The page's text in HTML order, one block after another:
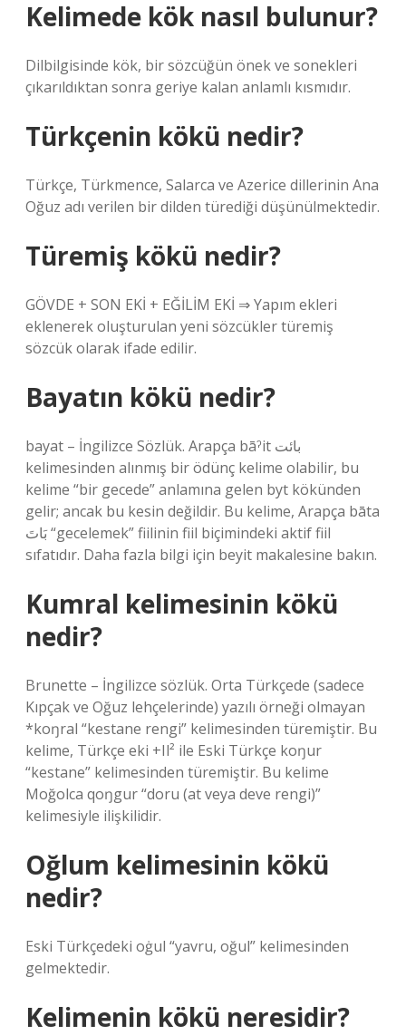
Kelimede kök nasıl bulunur?
Dilbilgisinde kök, bir sözcüğün önek ve sonekleri
çıkarıldıktan sonra geriye kalan anlamlı kısmıdır.
Türkçenin kökü nedir?
Türkçe, Türkmence, Salarca ve Azerice dillerinin Ana
Oğuz adı verilen bir dilden türediği düşünülmektedir.
Türemiş kökü nedir?
GÖVDE + SON EKİ + EĞİLİM EKİ ⇒ Yapım ekleri
eklenerek oluşturulan yeni sözcükler türemiş
sözcük olarak ifade edilir.
Bayatın kökü nedir?
bayat – İngilizce Sözlük. Arapça bāˀit بائت
kelimesinden alınmış bir ödünç kelime olabilir, bu
kelime “bir gecede” anlamına gelen byt kökünden
gelir; ancak bu kesin değildir. Bu kelime, Arapça bāta
بَاتَ “gecelemek” fiilinin fiil biçimindeki aktif fiil
sıfatıdır. Daha fazla bilgi için beyit makalesine bakın.
Kumral kelimesinin kökü
nedir?
Brunette – İngilizce sözlük. Orta Türkçede (sadece
Kıpçak ve Oğuz lehçelerinde) yazılı örneği olmayan
*koŋral “kestane rengi” kelimesinden türemiştir. Bu
kelime, Türkçe eki +Il² ile Eski Türkçe koŋur
“kestane” kelimesinden türemiştir. Bu kelime
Moğolca qoŋgur “doru (at veya deve rengi)”
kelimesiyle ilişkilidir.
Oğlum kelimesinin kökü
nedir?
Eski Türkçedeki oġul “yavru, oğul” kelimesinden
gelmektedir.
Kelimenin kökü neresidir?